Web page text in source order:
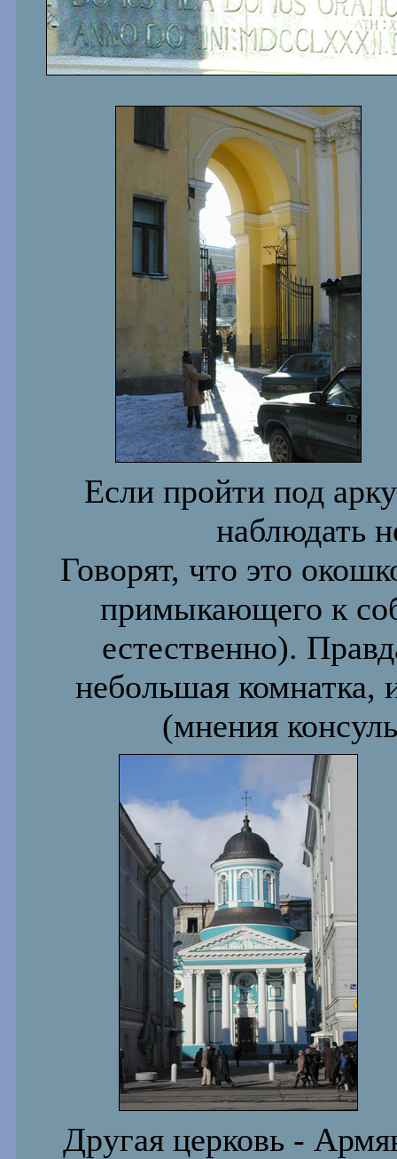
Если пройти под
наблюдать
Говорят, что это
примыкающего к
естественно).
небольшая комнатка,
(мнения
Другая церковь -